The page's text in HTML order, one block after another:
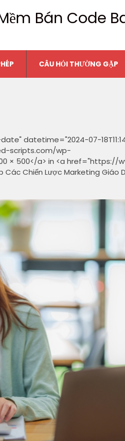
Bán Code
CÂU HỎI THƯỜNG GẶP
datetime="2024-07-
scripts.com/wp-
× 500</a> in <a href="https://
Chiến Lược Marketing Giáo